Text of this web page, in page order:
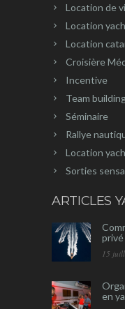
Location de
Location
Location
Croisière
Incentive
Team
Séminaire
Rallye
Location
Sorties
ARTICLES
15
en